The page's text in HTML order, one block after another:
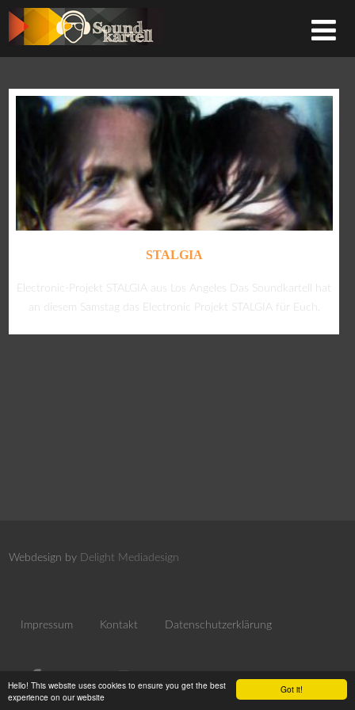
Got it!
Hello! This website uses cookies to ensure you get the best
experience on our website
STALGIA
Electronic-Projekt STALGIA aus Los Angeles Das Soundkartell hat
an diesem Samstag das Electronic Projekt STALGIA für Euch.
Webdesign by Delight Mediadesign
Impressum Kontakt Datenschutzerklärung